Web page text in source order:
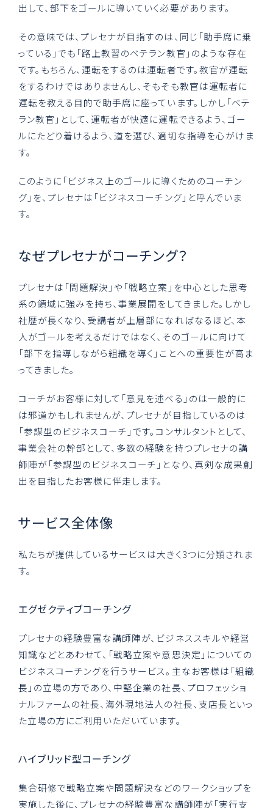
出して、部下をゴールに導いていく必要があります。
その意味では、プレセナが目指すのは、同じ「助手席に乗
っている」でも「路上教習のベテラン教官」のような存在
です。もちろん、運転をするのは運転者です。教官が運転
をするわけではありませんし、そもそも教官は運転者に
運転を教える目的で助手席に座っています。しかし「ベテ
ラン教官」として、運転者が快適に運転できるよう、ゴー
ルにたどり着けるよう、道を選び、適切な指導を心がけま
す。
このように「ビジネス上のゴールに導くためのコーチン
グ」を、プレセナは「ビジネスコーチング」と呼んでいま
す。
なぜプレセナがコーチング？
プレセナは「問題解決」や「戦略立案」を中心とした思考
系の領域に強みを持ち、事業展開をしてきました。しかし
社歴が長くなり、受講者が上層部になればなるほど、本
人がゴールを考えるだけではなく、そのゴールに向けて
「部下を指導しながら組織を導く」ことへの重要性が高ま
ってきました。
コーチがお客様に対して「意見を述べる」のは一般的に
は邪道かもしれませんが、プレセナが目指しているのは
「参謀型のビジネスコーチ」です。コンサルタントとして、
事業会社の幹部として、多数の経験を持つプレセナの講
師陣が「参謀型のビジネスコーチ」となり、真剣な成果創
出を目指したお客様に伴走します。
サービス全体像
私たちが提供しているサービスは大きく3つに分類されま
す。
エグゼクティブコーチング
プレセナの経験豊富な講師陣が、ビジネススキルや経営
知識などとあわせて、「戦略立案や意思決定」についての
ビジネスコーチングを行うサービス。主なお客様は「組織
長」の立場の方であり、中堅企業の社長、プロフェッショ
ナルファームの社長、海外現地法人の社長、支店長といっ
た立場の方にご利用いただいています。
ハイブリッド型コーチング
集合研修で戦略立案や問題解決などのワークショップを
実施した後に、プレセナの経験豊富な講師陣が「実行支